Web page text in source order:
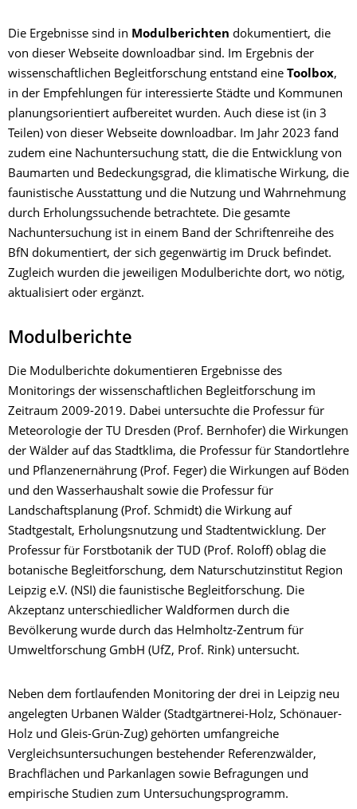
Die Ergebnisse sind in Modulberichten dokumentiert, die
von dieser Webseite downloadbar sind. Im Ergebnis der
wissenschaftlichen Begleitforschung entstand eine Toolbox,
in der Empfehlungen für interessierte Städte und Kommunen
planungsorientiert aufbereitet wurden. Auch diese ist (in 3
Teilen) von dieser Webseite downloadbar. Im Jahr 2023 fand
zudem eine Nachuntersuchung statt, die die Entwicklung von
Baumarten und Bedeckungsgrad, die klimatische Wirkung, die
faunistische Ausstattung und die Nutzung und Wahrnehmung
durch Erholungssuchende betrachtete. Die gesamte
Nachuntersuchung ist in einem Band der Schriftenreihe des
BfN dokumentiert, der sich gegenwärtig im Druck befindet.
Zugleich wurden die jeweiligen Modulberichte dort, wo nötig,
aktualisiert oder ergänzt.
Modulberichte
Die Modulberichte dokumentieren Ergebnisse des
Monitorings der wissenschaftlichen Begleitforschung im
Zeitraum 2009-2019. Dabei untersuchte die Professur für
Meteorologie der TU Dresden (Prof. Bernhofer) die Wirkungen
der Wälder auf das Stadtklima, die Professur für Standortlehre
und Pflanzenernährung (Prof. Feger) die Wirkungen auf Böden
und den Wasserhaushalt sowie die Professur für
Landschaftsplanung (Prof. Schmidt) die Wirkung auf
Stadtgestalt, Erholungsnutzung und Stadtentwicklung. Der
Professur für Forstbotanik der TUD (Prof. Roloff) oblag die
botanische Begleitforschung, dem Naturschutzinstitut Region
Leipzig e.V. (NSI) die faunistische Begleitforschung. Die
Akzeptanz unterschiedlicher Waldformen durch die
Bevölkerung wurde durch das Helmholtz-Zentrum für
Umweltforschung GmbH (UfZ, Prof. Rink) untersucht.
Neben dem fortlaufenden Monitoring der drei in Leipzig neu
angelegten Urbanen Wälder (Stadtgärtnerei-Holz, Schönauer-
Holz und Gleis-Grün-Zug) gehörten umfangreiche
Vergleichsuntersuchungen bestehender Referenzwälder,
Brachflächen und Parkanlagen sowie Befragungen und
empirische Studien zum Untersuchungsprogramm.